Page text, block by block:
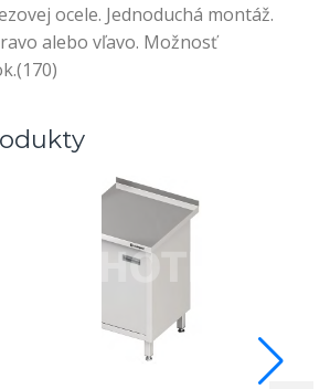
ocele. Jednoduchá montáž.
alebo vľavo. Možnosť